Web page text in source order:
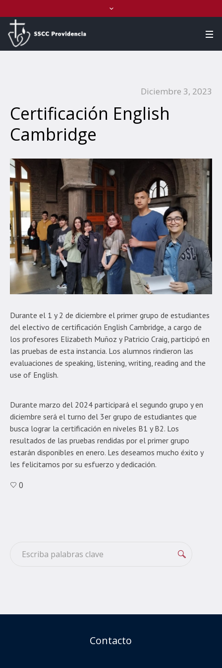
Diciembre 3, 2023
Certificación English
Cambridge
Durante el 1 y 2 de diciembre el primer grupo de estudiantes
del electivo de certificación English Cambridge, a cargo de
los profesores Elizabeth Muñoz y Patricio Craig, participó en
las pruebas de esta instancia. Los alumnos rindieron las
evaluaciones de speaking, listening, writing, reading and the
use of English.
Durante marzo del 2024 participará el segundo grupo y en
diciembre será el turno del 3er grupo de estudiantes que
busca lograr la certificación en niveles B1 y B2. Los
resultados de las pruebas rendidas por el primer grupo
estarán disponibles en enero. Les deseamos mucho éxito y
les felicitamos por su esfuerzo y dedicación.
0
Contacto